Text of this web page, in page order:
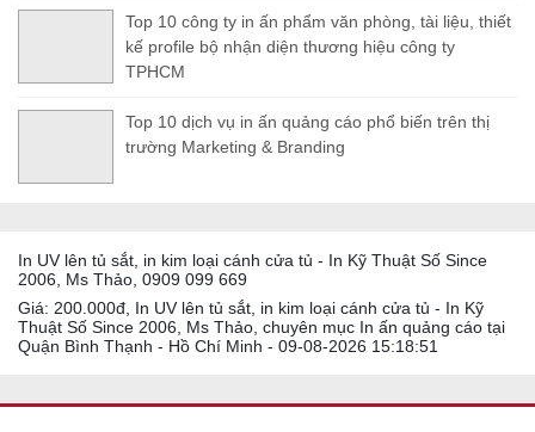
Top 10 công ty in ấn phẩm văn phòng, tài liệu, thiết
kế profile bộ nhận diện thương hiệu công ty
TPHCM
Top 10 dịch vụ in ấn quảng cáo phổ biến trên thị
trường Marketing & Branding
In UV lên tủ sắt, in kim loại cánh cửa tủ - In Kỹ Thuật Số Since
2006, Ms Thảo, 0909 099 669
Giá: 200.000đ, In UV lên tủ sắt, in kim loại cánh cửa tủ - In Kỹ
Thuật Số Since 2006, Ms Thảo, chuyên mục In ấn quảng cáo tại
Quận Bình Thạnh - Hồ Chí Minh - 09-08-2026 15:18:51